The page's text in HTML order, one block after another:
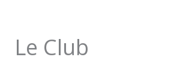
Le Club